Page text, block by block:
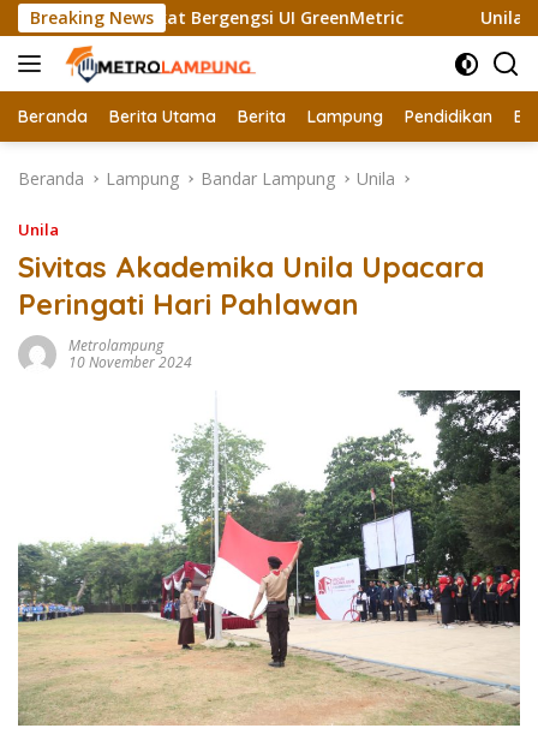
Langsung
ke
konten
Breaking News
Raih Sertifikat Bergengsi UI GreenMetric Unila
Beranda Berita Utama Berita Lampung Pendidikan
Beranda Lampung Bandar Lampung Unila
Unila
Sivitas Akademika Unila Upacara
Peringati Hari Pahlawan
Metrolampung
10 November 2024